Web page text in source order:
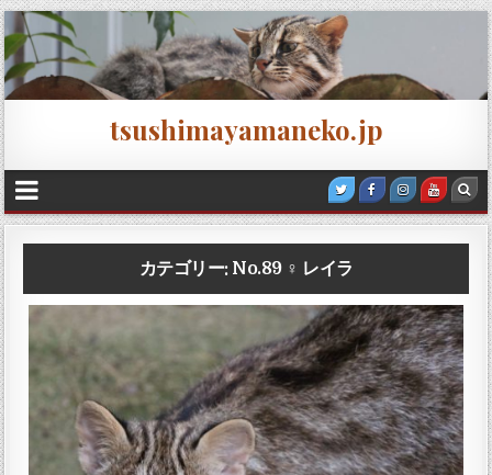
tsushimayamaneko.jp
カテゴリー: No.89 ♀ レイラ